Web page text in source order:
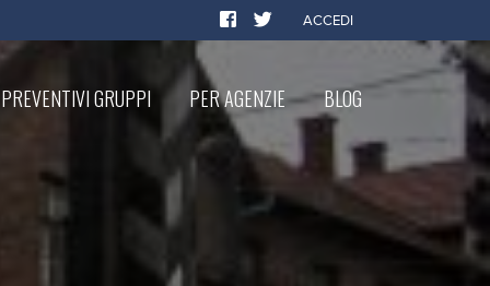
ACCEDI
PREVENTIVI GRUPPI PER AGENZIE BLOG